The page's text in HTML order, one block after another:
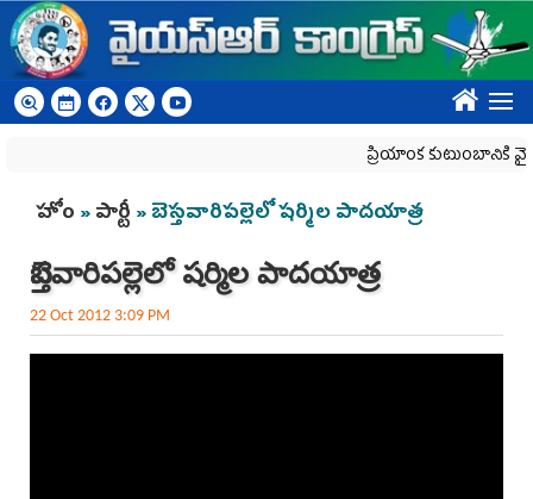
Skip to main content
????
ప్రియాంక కుటుంబానికి
You are here
హోం »పార్టీ » బెస్తవారిపల్లెలో షర్మిల పాదయాత్ర
బెస్తవారిపల్లెలో షర్మిల పాదయాత్ర
22 Oct 2012 3:09 PM